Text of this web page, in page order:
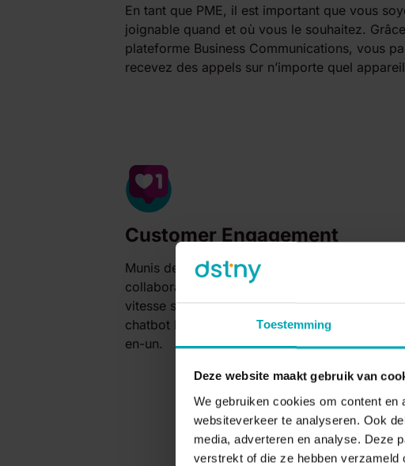
Toestemming
Deze website maakt gebruik van
We gebruiken cookies om content
websiteverkeer te analyseren. Ook
media, adverteren en analyse. Deze
verstrekt of die ze hebben
En tant que PME, il est important que vous
joignable quand et où vous le souhaitez.
plateforme Business Communications, vous
recevez des appels sur n’importe quel
Customer Engagement
Munis des outils Customer Engagement
collaborateurs peuvent faire passer le service
vitesse supérieure. Pensez à une solution de
chatbot IA ou à une plateforme Customer
en-un.
En